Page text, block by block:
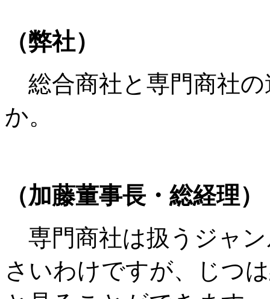
（弊社）
総合商社と専門商社
か。
（加藤董事長・総経理）
専門商社は扱うジャ
さいわけですが、じつ